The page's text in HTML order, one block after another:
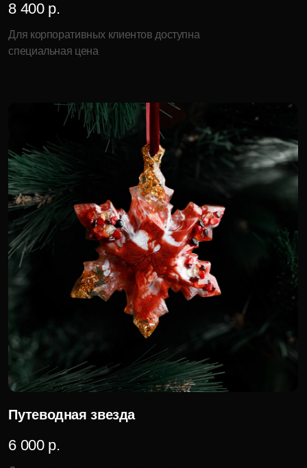
Рождественский снегирь
Для корпоративных клиентов доступна
6 000 р.